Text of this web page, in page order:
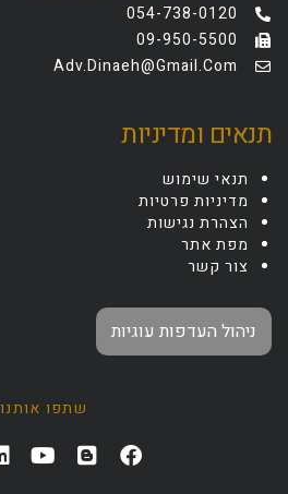
054-738-0120
09-950-5500
Adv.dinaeh@gmail.com
תנאים ומדיניות
תנאי שימוש
מדיניות פרטיות
הצהרת נגישות
מפת אתר
צור קשר
ניהול העדפות עוגיות
שתפו אותנו